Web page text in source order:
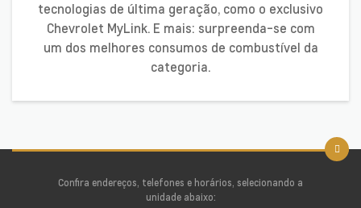
tecnologias de última geração, como o exclusivo
Chevrolet MyLink. E mais: surpreenda-se com
um dos melhores consumos de combustível da
categoria.
Confira endereços, telefones e horários, selecionando a
unidade abaixo: